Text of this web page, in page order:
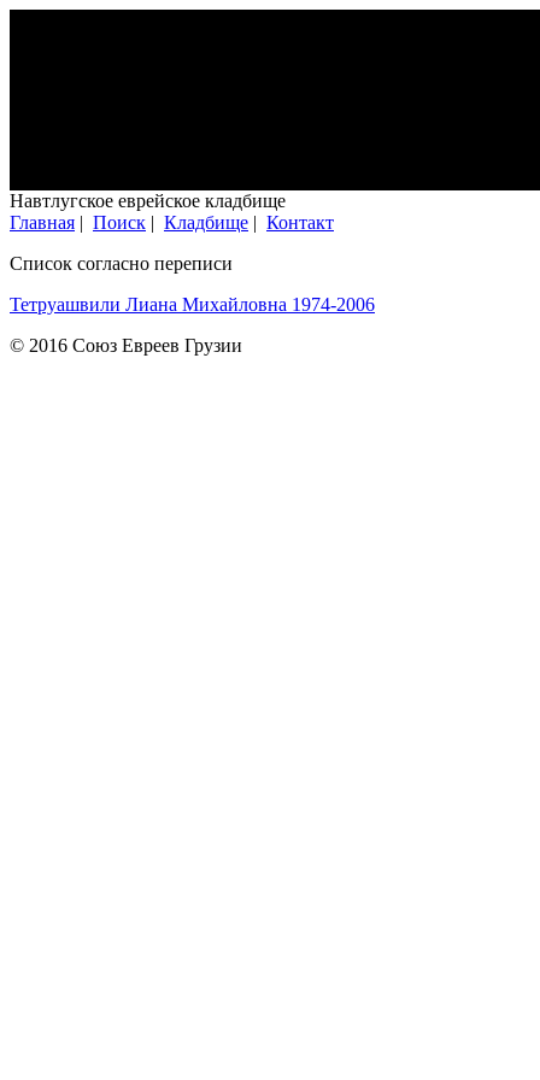
Навтлугское еврейское кладбище
Главная | Поиск | Кладбище | Контакт
Список согласно переписи
Тетруашвили Лиана Михайловна 1974-2006
© 2016 Союз Евреев Грузии